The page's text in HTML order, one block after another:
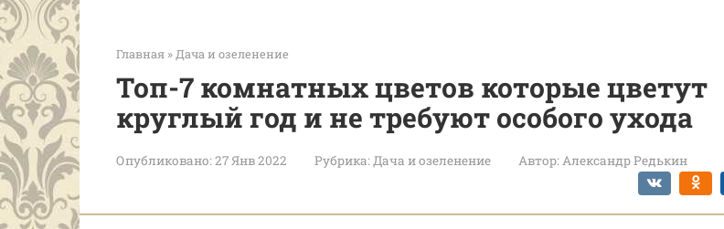
Главная » Дача и озеленение
Топ-7 комнатных цветов которые цветут
круглый год и не требуют особого ухода
Опубликовано:27 Янв 2022 Рубрика:Дача и озеленение Автор:Александр Редькин